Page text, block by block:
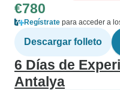
€780
Regístrate para acceder a
Descargar folleto
6 Días de
Antalya